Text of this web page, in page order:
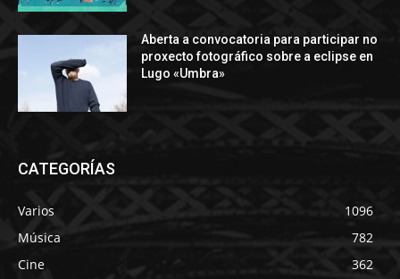
Aberta a convocatoria para participar no
proxecto fotográfico sobre a eclipse en
Lugo «Umbra»
CATEGORÍAS
Varios
1096
Música
782
Cine
362